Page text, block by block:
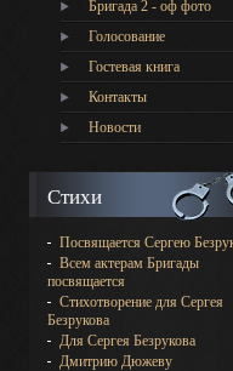
Бригада 2 - оф фото
Голосование
Гостевая книга
Контакты
Новости
Стихи
Посвящается Сергею
Всем актерам Бригады
посвящается
Стихотворение для Сергея
Безрукова
Для Сергея Безрукова
Дмитрию Дюжеву